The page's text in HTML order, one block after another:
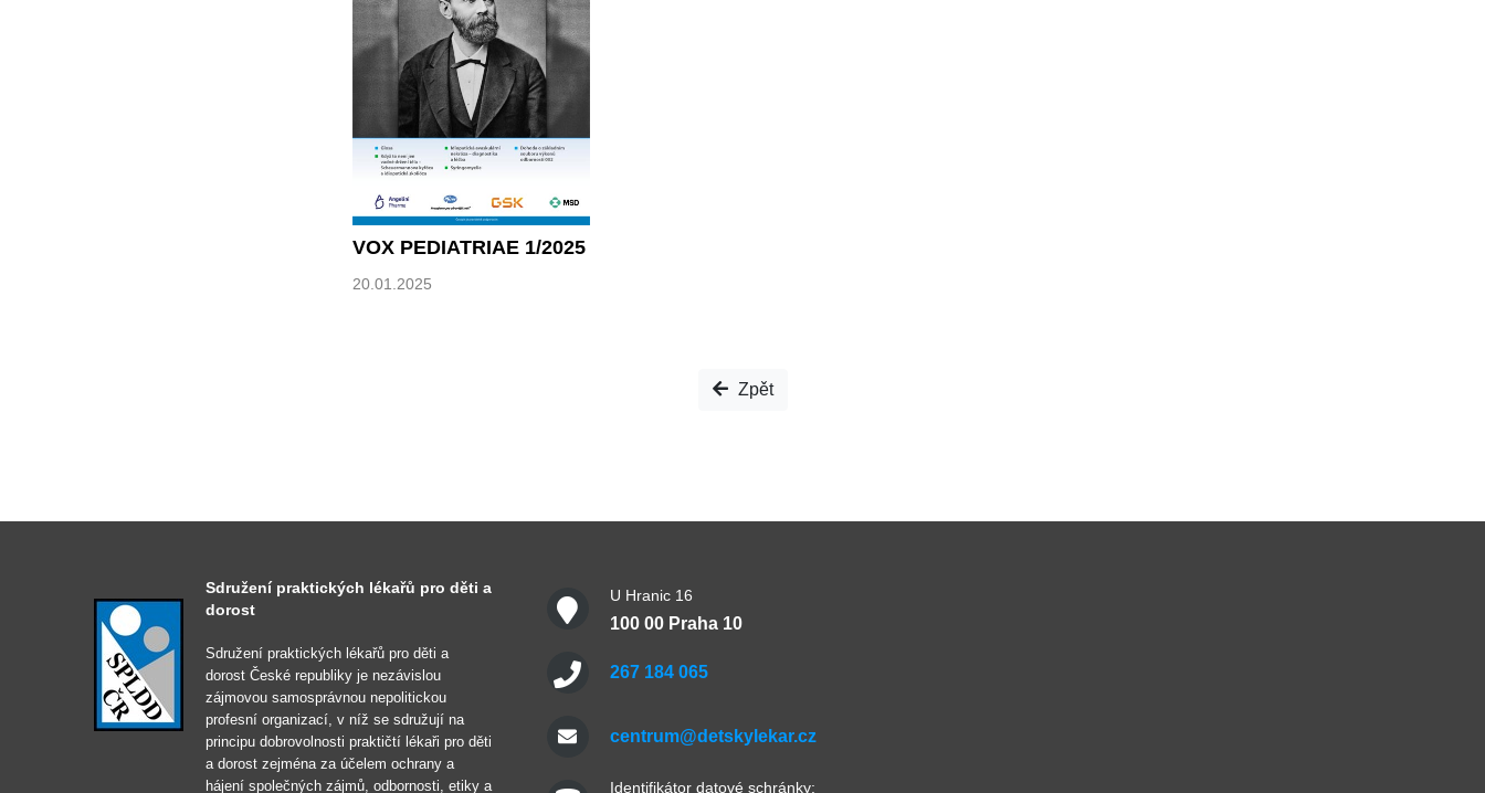
VOX PEDIATRIAE 1/2025
20.01.2025
Zpět
Sdružení praktických lékařů pro děti a
dorost
Sdružení praktických lékařů pro děti a
dorost České republiky je nezávislou
zájmovou samosprávnou nepolitickou
profesní organizací, v níž se sdružují na
principu dobrovolnosti praktičtí lékaři pro děti
a dorost zejména za účelem ochrany a
hájení společných zájmů, odbornosti, etiky a
U Hranic 16
100 00 Praha 10
267 184 065
centrum@detskylekar.cz
Identifikátor datové schránky: